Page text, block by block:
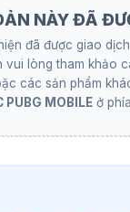
NÀY ĐÃ
đã được giao
vui lòng tham khảo
các sản phẩm
PUBG MOBILE ở